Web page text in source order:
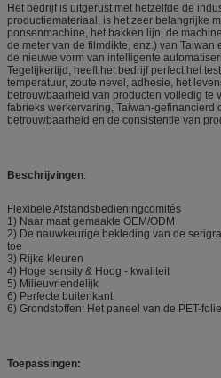
Het bedrijf is uitgerust met hetzelfde de
productiemateriaal, is het zeer belangrijke
ponsenmachine, het bakken lijn, de
de meter van de filmdikte, enz.) van
de nieuwe vorm van intelligente
Tegelijkertijd, heeft het bedrijf perfect het
temperatuur, zoute nevel, adhesie, het
betrouwbaarheid van producten volledig te
fabrieks werkervaring, Taiwan-gefinancierd
betrouwbaarheid en de consistentie van
Beschrijvingen:
Flexibele Afstandsbedieningcomités
1) Naar maat gemaakte OEM/ODM
2) De nauwkeurige bekleding van de
toe
3) Rijke kleuren
4) Hoge sensity & Hoog - kwaliteit
5) Milieuvriendelijk
6) Perfecte buitenkant
6) Grondstoffen: Het paneel van de PET-
Toepassingen: